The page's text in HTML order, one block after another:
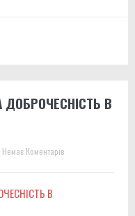
ДОБРОЧЕСНІСТЬ В
Немає Коментарів